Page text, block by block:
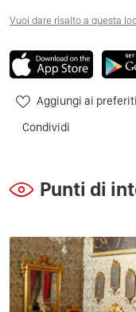
Vuoi dare risalto a questa
Aggiungi ai preferiti
Condividi
Punti di